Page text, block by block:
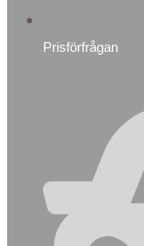
Prisförfrågan